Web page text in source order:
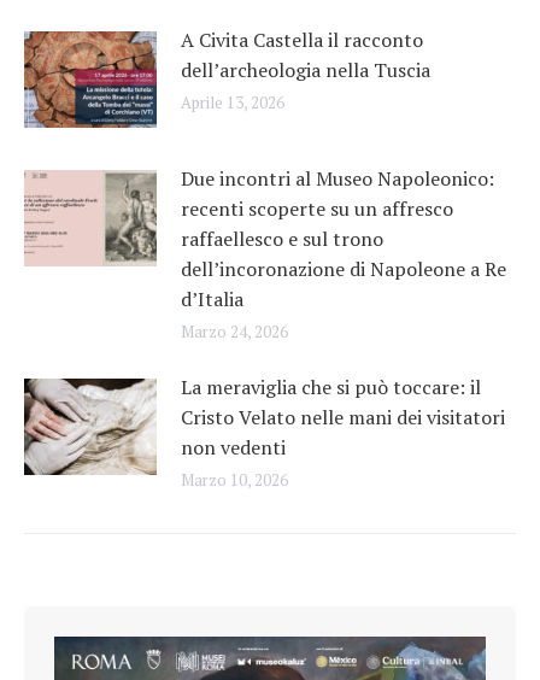
A Civita Castella il racconto
dell’archeologia nella Tuscia
Aprile 13, 2026
Due incontri al Museo Napoleonico:
recenti scoperte su un affresco
raffaellesco e sul trono
dell’incoronazione di Napoleone a Re
d’Italia
Marzo 24, 2026
La meraviglia che si può toccare: il
Cristo Velato nelle mani dei visitatori
non vedenti
Marzo 10, 2026